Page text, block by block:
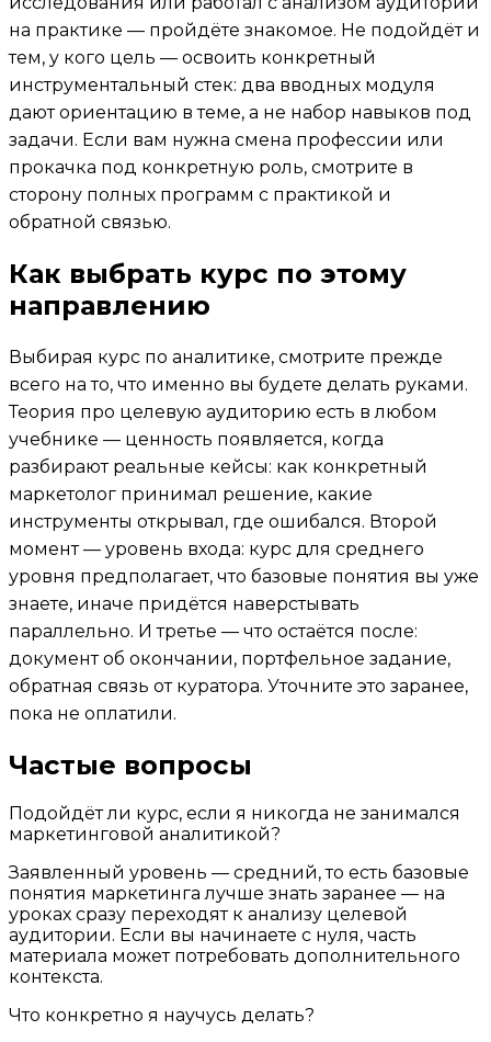
на практике — пройдёте знакомое. Не подойдёт и
тем, у кого цель — освоить конкретный
инструментальный стек: два вводных модуля
дают ориентацию в теме, а не набор навыков под
задачи. Если вам нужна смена профессии или
прокачка под конкретную роль, смотрите в
сторону полных программ с практикой и
обратной связью.
Как выбрать курс по этому
направлению
Выбирая курс по аналитике, смотрите прежде
всего на то, что именно вы будете делать руками.
Теория про целевую аудиторию есть в любом
учебнике — ценность появляется, когда
разбирают реальные кейсы: как конкретный
маркетолог принимал решение, какие
инструменты открывал, где ошибался. Второй
момент — уровень входа: курс для среднего
уровня предполагает, что базовые понятия вы уже
знаете, иначе придётся наверстывать
параллельно. И третье — что остаётся после:
документ об окончании, портфельное задание,
обратная связь от куратора. Уточните это заранее,
пока не оплатили.
Частые вопросы
Подойдёт ли курс, если я никогда не занимался
маркетинговой аналитикой?
Заявленный уровень — средний, то есть базовые
понятия маркетинга лучше знать заранее — на
уроках сразу переходят к анализу целевой
аудитории. Если вы начинаете с нуля, часть
материала может потребовать дополнительного
контекста.
Что конкретно я научусь делать?